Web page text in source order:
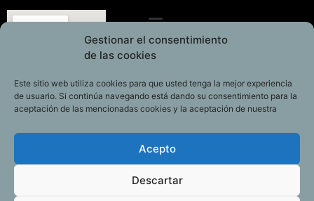
Gestionar el consentimiento
de las cookies
Este sitio web utiliza cookies para que usted tenga la mejor experiencia
de usuario. Si continúa navegando está dando su consentimiento para la
aceptación de las mencionadas cookies y la aceptación de nuestra
Acepto
Descartar